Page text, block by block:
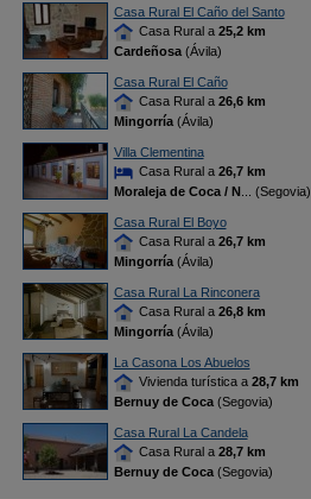
Casa Rural El Caño del Santo
Casa Rural a 25,2 km
Cardeñosa(Ávila)
Casa Rural El Caño
Casa Rural a 26,6 km
Mingorría(Ávila)
Villa Clementina
Casa Rural a 26,7 km
Moraleja de Coca / N... (Segovia)
Casa Rural El Boyo
Casa Rural a 26,7 km
Mingorría(Ávila)
Casa Rural La Rinconera
Casa Rural a 26,8 km
Mingorría(Ávila)
La Casona Los Abuelos
Vivienda turística a 28,7 km
Bernuy de Coca(Segovia)
Casa Rural La Candela
Casa Rural a 28,7 km
Bernuy de Coca(Segovia)